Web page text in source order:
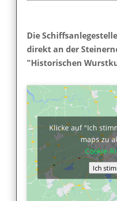
Die
direkt an der
"Historischen
Klicke auf "Ich
maps zu
Cookie-
Ich